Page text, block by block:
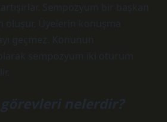
Sempozyum bir başkan
oluşur. Üyelerin konuşma
geçmez. Konunun
sempozyum iki oturum
nelerdir?